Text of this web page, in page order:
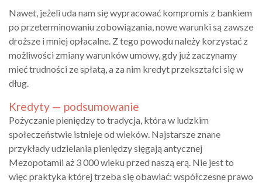
Nawet, jeżeli uda nam się wypracować kompromis z bankiem
po przeterminowaniu zobowiązania, nowe warunki są zawsze
droższe i mniej opłacalne. Z tego powodu należy korzystać z
możliwości zmiany warunków umowy, gdy już zaczynamy
mieć trudności ze spłatą, a za nim kredyt przekształci się w
dług.
Kredyty — podsumowanie
Pożyczanie pieniędzy to tradycja, która w ludzkim
społeczeństwie istnieje od wieków. Najstarsze znane
przykłady udzielania pieniędzy sięgają antycznej
Mezopotamii aż 3 000 wieku przed naszą erą. Nie jest to
więc praktyka której trzeba się obawiać: współczesne prawo